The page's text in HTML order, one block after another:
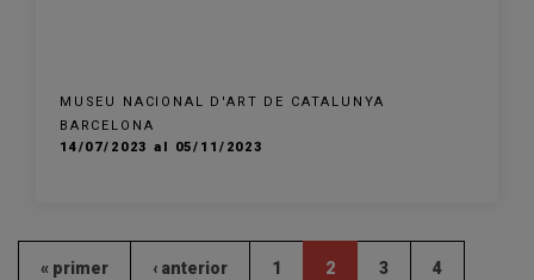
MUSEU NACIONAL D'ART DE CATALUNYA
BARCELONA
14/07/2023 al 05/11/2023
« primer ‹ anterior 1 2 3 4